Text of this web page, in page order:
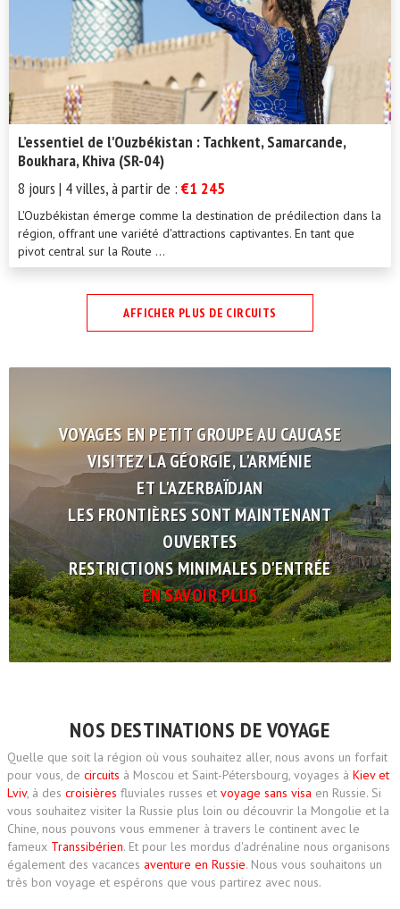
L’essentiel de l'Ouzbékistan : Tachkent, Samarcande,
Boukhara, Khiva (SR-04)
8 jours | 4 villes, à partir de :€1 245
L'Ouzbékistan émerge comme la destination de prédilection dans la
région, offrant une variété d'attractions captivantes. En tant que
pivot central sur la Route ...
AFFICHER PLUS DE CIRCUITS
VOYAGES EN PETIT GROUPE AU CAUCASE
VISITEZ LA GÉORGIE, ​​L'ARMÉNIE
ET L'AZERBAÏDJAN
LES FRONTIÈRES SONT MAINTENANT
OUVERTES
RESTRICTIONS MINIMALES D'ENTRÉE
EN SAVOIR PLUS
NOS DESTINATIONS DE VOYAGE
Quelle que soit la région où vous souhaitez aller, nous avons un forfait
pour vous, de circuits à Moscou et Saint-Pétersbourg, voyages à Kiev et
Lviv, à des croisières fluviales russes et voyage sans visa en Russie. Si
vous souhaitez visiter la Russie plus loin ou découvrir la Mongolie et la
Chine, nous pouvons vous emmener à travers le continent avec le
fameux Transsibérien. Et pour les mordus d'adrénaline nous organisons
également des vacances aventure en Russie. Nous vous souhaitons un
très bon voyage et espérons que vous partirez avec nous.